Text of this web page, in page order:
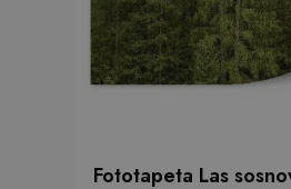
Fototapeta Las